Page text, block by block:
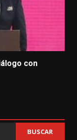
con
BUSCAR